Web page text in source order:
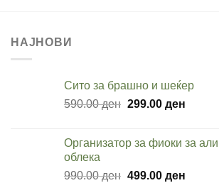
НАЈНОВИ
Cито за брашно и шеќер
590.00ден Original
590.00 ден.
299.00 денCurrent
Организатор за фиоки за
облека
990.00ден Original
499.00 денCurrent